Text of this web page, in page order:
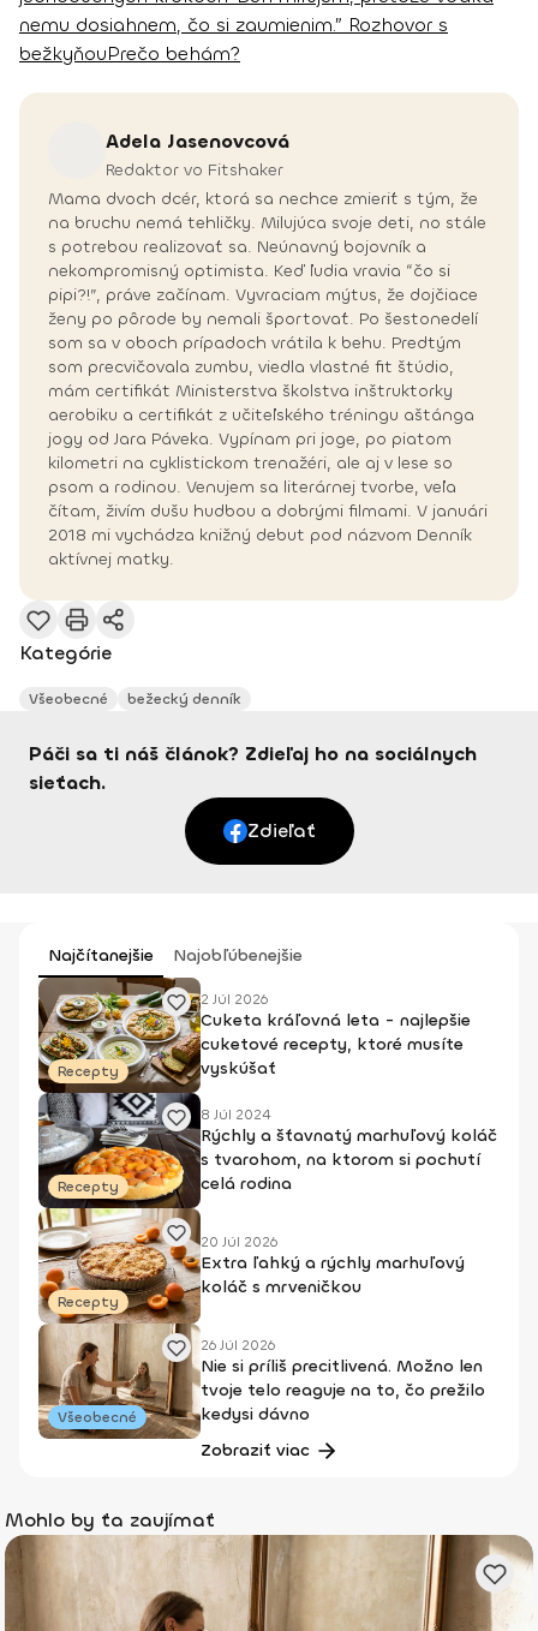
nemu dosiahnem, čo si zaumienim.” Rozhovor s
bežkyňouPrečo behám?
Adela Jasenovcová
Redaktor vo Fitshaker
Mama dvoch dcér, ktorá sa nechce zmieriť s tým, že
na bruchu nemá tehličky. Milujúca svoje deti, no stále
s potrebou realizovať sa. Neúnavný bojovník a
nekompromisný optimista. Keď ľudia vravia “čo si
pipi?!”, práve začínam. Vyvraciam mýtus, že dojčiace
ženy po pôrode by nemali športovať. Po šestonedelí
som sa v oboch prípadoch vrátila k behu. Predtým
som precvičovala zumbu, viedla vlastné fit štúdio,
mám certifikát Ministerstva školstva inštruktorky
aerobiku a certifikát z učiteľského tréningu aštánga
jogy od Jara Páveka. Vypínam pri joge, po piatom
kilometri na cyklistickom trenažéri, ale aj v lese so
psom a rodinou. Venujem sa literárnej tvorbe, veľa
čítam, živím dušu hudbou a dobrými filmami. V januári
2018 mi vychádza knižný debut pod názvom Denník
aktívnej matky.
Kategórie
Všeobecné bežecký denník
Páči sa ti náš článok? Zdieľaj ho na sociálnych
sieťach.
Zdieľať
Najčítanejšie Najobľúbenejšie
Recepty
2 Júl 2026
Cuketa kráľovná leta - najlepšie
cuketové recepty, ktoré musíte
vyskúšať
Recepty
8 Júl 2024
Rýchly a šťavnatý marhuľový koláč
s tvarohom, na ktorom si pochutí
celá rodina
Recepty
20 Júl 2026
Extra ľahký a rýchly marhuľový
koláč s mrveničkou
Všeobecné
26 Júl 2026
Nie si príliš precitlivená. Možno len
tvoje telo reaguje na to, čo prežilo
kedysi dávno
Zobraziť viac
Mohlo by ťa zaujímať